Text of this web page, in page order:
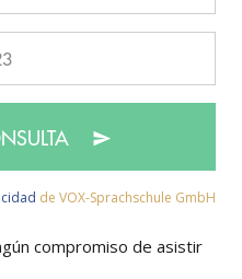
de VOX-Sprachschule GmbH
compromiso de asistir